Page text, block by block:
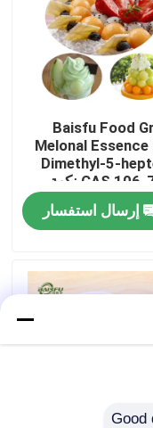
Baisfu Food
Melonal Essence
Dimethyl-5-
CAS 106-72-9 نكهة
الطازجة
والعطور
إرسال استفسار
Good